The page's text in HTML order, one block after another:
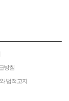
방침
법적고지